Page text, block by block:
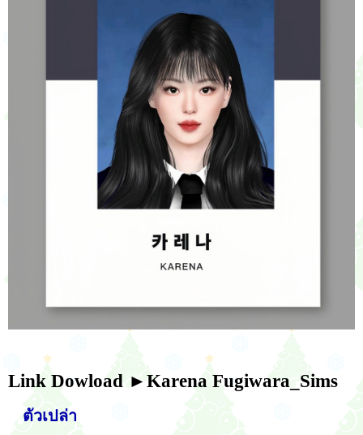
Link Dowload ►Karena Fugiwara_Sims
ตัวเปล่า